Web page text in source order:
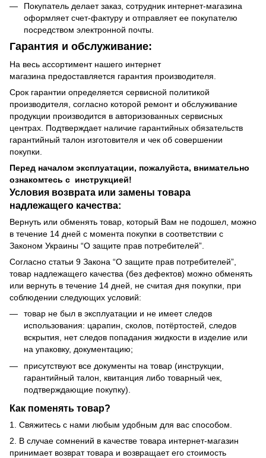
Покупатель делает заказ, сотрудник интернет-магазина
оформляет счет-фактуру и отправляет ее покупателю
посредством электронной почты.
Гарантия и обслуживание:
На весь ассортимент нашего интернет
магазина предоставляется гарантия производителя.
Срок гарантии определяется сервисной политикой
производителя, согласно которой ремонт и обслуживание
продукции производится в авторизованных сервисных
центрах. Подтверждает наличие гарантийных обязательств
гарантийный талон изготовителя и чек об совершении
покупки.
Перед началом эксплуатации, пожалуйста, внимательно
ознакомтесь с инструкцией!
Условия возврата или замены товара
надлежащего качества:
Вернуть или обменять товар, который Вам не подошел, можно
в течение 14 дней с момента покупки в соответствии с
Законом Украины “О защите прав потребителей”.
Согласно статьи 9 Закона “О защите прав потребителей”,
товар надлежащего качества (без дефектов) можно обменять
или вернуть в течение 14 дней, не считая дня покупки, при
соблюдении следующих условий:
товар не был в эксплуатации и не имеет следов
использования: царапин, сколов, потёртостей, следов
вскрытия, нет следов попадания жидкости в изделие или
на упаковку, документацию;
присутствуют все документы на товар (инструкции,
гарантийный талон, квитанция либо товарный чек,
подтверждающие покупку).
Как поменять товар?
1. Свяжитесь с нами любым удобным для вас способом.
2. В случае сомнений в качестве товара интернет-магазин
принимает возврат товара и возвращает его стоимость